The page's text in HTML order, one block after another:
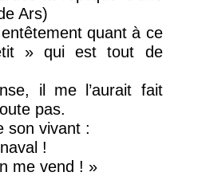
Ars)
quant à ce
» qui est tout de
il me l’aurait fait
pas.
son vivant :
!
me vend ! »